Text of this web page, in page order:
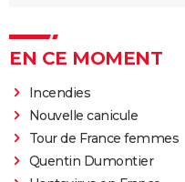
EN CE MOMENT
Incendies
Nouvelle canicule
Tour de France femmes
Quentin Dumontier